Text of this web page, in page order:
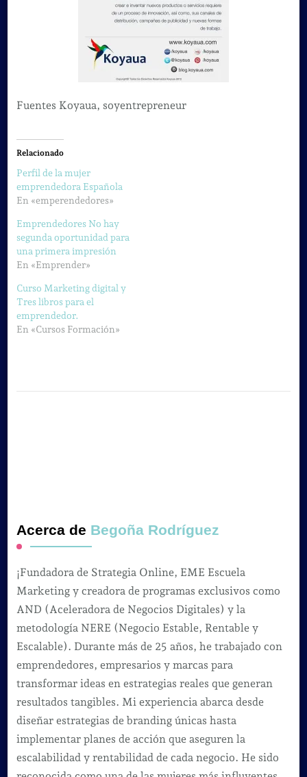
Fuentes Koyaua, soyentrepreneur
Relacionado
Perfil de la mujer
emprendedora Española
En «emperendedores»
Emprendedores No hay
segunda oportunidad para
una primera impresión
En «Emprender»
Curso Marketing digital y
Tres libros para el
emprendedor.
En «Cursos Formación»
Acerca de Begoña Rodríguez
¡Fundadora de Strategia Online, EME Escuela
Marketing y creadora de programas exclusivos como
AND (Aceleradora de Negocios Digitales) y la
metodología NERE (Negocio Estable, Rentable y
Escalable). Durante más de 25 años, he trabajado con
emprendedores, empresarios y marcas para
transformar ideas en estrategias reales que generan
resultados tangibles. Mi experiencia abarca desde
diseñar estrategias de branding únicas hasta
implementar planes de acción que aseguren la
escalabilidad y rentabilidad de cada negocio. He sido